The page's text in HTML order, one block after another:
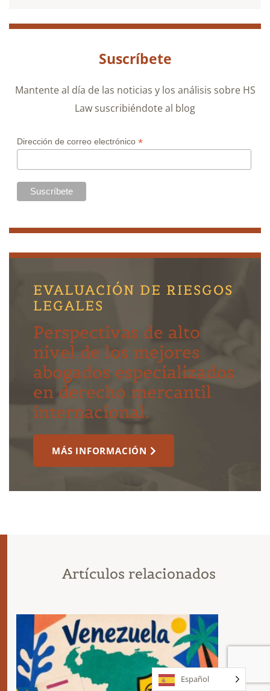
Suscríbete
Mantente al día de las noticias y los análisis sobre HS
Law suscribiéndote al blog
Dirección de correo electrónico *
EVALUACIÓN DE RIESGOS
LEGALES
Perspectivas de alto
nivel de los mejores
abogados especializados
en derecho mercantil
internacional.
MÁS INFORMACIÓN
Artículos relacionados
Español